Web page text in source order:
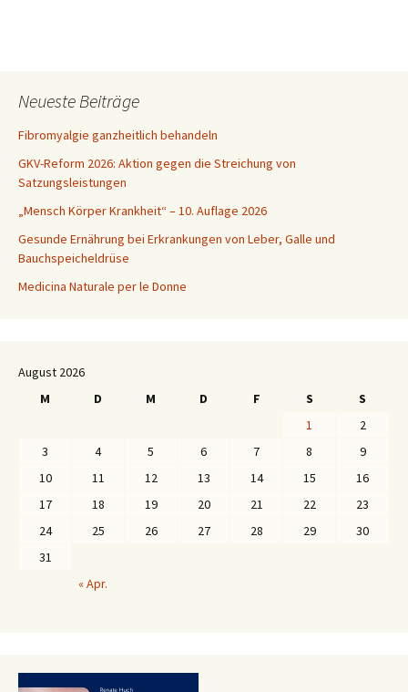
Neueste Beiträge
Fibromyalgie ganzheitlich behandeln
GKV-Reform 2026: Aktion gegen die Streichung von
Satzungsleistungen
„Mensch Körper Krankheit“ – 10. Auflage 2026
Gesunde Ernährung bei Erkrankungen von Leber, Galle und
Bauchspeicheldrüse
Medicina Naturale per le Donne
August 2026
M
D M D F S
S
1
2
3
4 5 6 7 8
9
10
11 12 13 14 15
16
17
18 19 20 21 22
23
24
25 26 27 28 29
30
31
« Apr.